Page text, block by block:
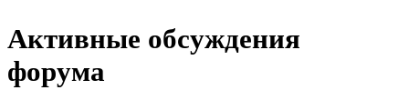
Активные обсуждения
форума